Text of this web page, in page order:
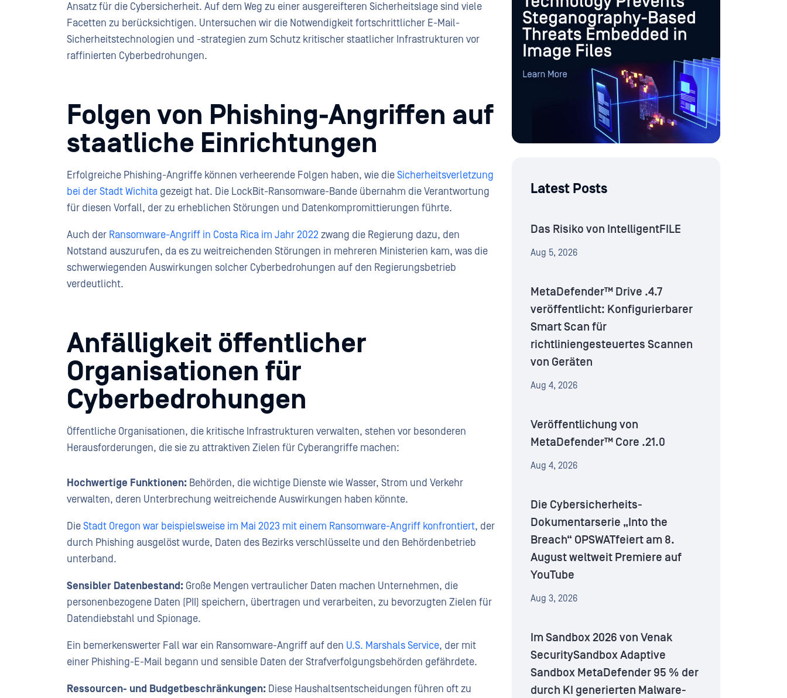
Ansatz für die Cybersicherheit. Auf dem Weg zu einer ausgereifteren Sicherheitslage sind viele
Facetten zu berücksichtigen. Untersuchen wir die Notwendigkeit fortschrittlicher E-Mail-
Sicherheitstechnologien und -strategien zum Schutz kritischer staatlicher Infrastrukturen vor
raffinierten Cyberbedrohungen.
Folgen von Phishing-Angriffen auf
staatliche Einrichtungen
Erfolgreiche Phishing-Angriffe können verheerende Folgen haben, wie dieSicherheitsverletzung
bei der Stadt Wichita gezeigt hat. Die LockBit-Ransomware-Bande übernahm die Verantwortung
für diesen Vorfall, der zu erheblichen Störungen und Datenkompromittierungen führte.
Auch der Ransomware-Angriff in Costa Rica im Jahr 2022zwang die Regierung dazu, den
Notstand auszurufen, da es zu weitreichenden Störungen in mehreren Ministerien kam, was die
schwerwiegenden Auswirkungen solcher Cyberbedrohungen auf den Regierungsbetrieb
verdeutlicht.
Anfälligkeit öffentlicher
Organisationen für
Cyberbedrohungen
Öffentliche Organisationen, die kritische Infrastrukturen verwalten, stehen vor besonderen
Herausforderungen, die sie zu attraktiven Zielen für Cyberangriffe machen:
Hochwertige Funktionen: Behörden, die wichtige Dienste wie Wasser, Strom und Verkehr
verwalten, deren Unterbrechung weitreichende Auswirkungen haben könnte.
DieStadt Oregon war beispielsweise im Mai 2023 mit einem Ransomware-Angriff konfrontiert, der
durch Phishing ausgelöst wurde, Daten des Bezirks verschlüsselte und den Behördenbetrieb
unterband.
Sensibler Datenbestand: Große Mengen vertraulicher Daten machen Unternehmen, die
personenbezogene Daten (PII) speichern, übertragen und verarbeiten, zu bevorzugten Zielen für
Datendiebstahl und Spionage.
Ein bemerkenswerter Fall war ein Ransomware-Angriff auf den U.S. Marshals Service, der mit
einer Phishing-E-Mail begann und sensible Daten der Strafverfolgungsbehörden gefährdete.
Ressourcen- und Budgetbeschränkungen: Diese Haushaltsentscheidungen führen oft zu
Latest Posts
Das Risiko von IntelligentFILE
Aug 5, 2026
MetaDefender™ Drive .4.7
veröffentlicht: Konfigurierbarer
Smart Scan für
richtliniengesteuertes Scannen
von Geräten
Aug 4, 2026
Veröffentlichung von
MetaDefender™ Core .21.0
Aug 4, 2026
Die Cybersicherheits-
Dokumentarserie „Into the
Breach“ OPSWATfeiert am 8.
August weltweit Premiere auf
YouTube
Aug 3, 2026
Im Sandbox 2026 von Venak
SecuritySandbox Adaptive
Sandbox MetaDefender 95 % der
durch KI generierten Malware-